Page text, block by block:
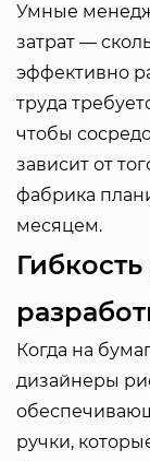
Умные
затрат —
эффективно
труда
чтобы
зависит от
фабрика
месяцем.
Когда на
дизайнеры
ручки,